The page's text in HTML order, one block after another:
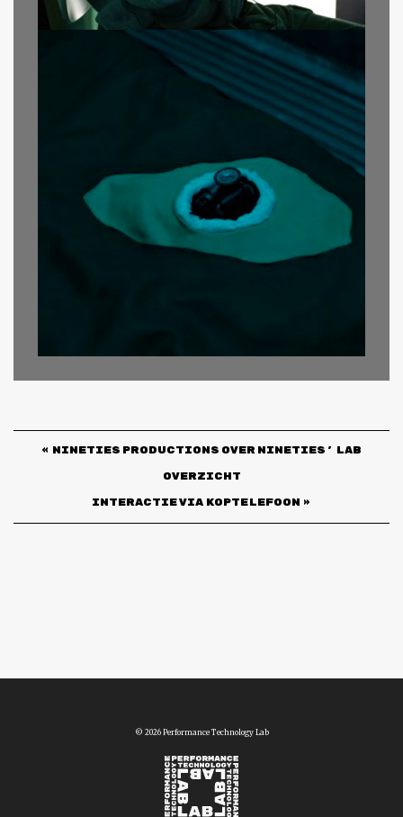
« Nineties Productions over Nineties’ Lab
Overzicht
INTERACTIE VIA KOPTELEFOON »
© 2026 Performance Technology Lab